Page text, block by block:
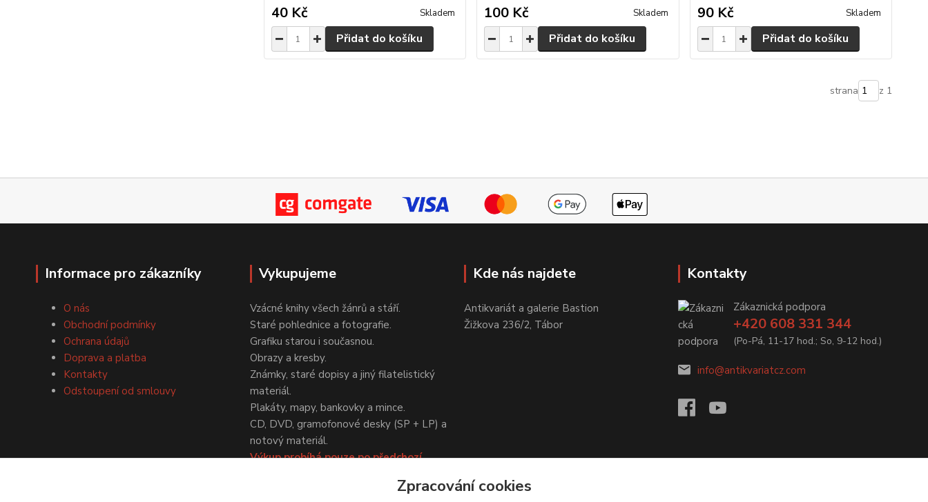
40 Kč Skladem
Přidat do košíku
100 Kč Skladem
Přidat do košíku
90 Kč Skladem
Přidat do košíku
strana z 1
Informace pro zákazníky
O nás
Obchodní podmínky
Ochrana údajů
Doprava a platba
Kontakty
Odstoupení od smlouvy
Vykupujeme
Vzácné knihy všech žánrů a stáří.
Staré pohlednice a fotografie.
Grafiku starou i současnou.
Obrazy a kresby.
Známky, staré dopisy a jiný filatelistický
materiál.
Plakáty, mapy, bankovky a mince.
CD, DVD, gramofonové desky (SP + LP) a
notový materiál.
Výkup probíhá pouze po předchozí
Kde nás najdete
Antikvariát a galerie Bastion
Žižkova 236/2, Tábor
Kontakty
Zákaznická podpora
+420 608 331 344
(Po-Pá, 11-17 hod.; So, 9-12 hod.)
info@antikvariatcz.com
Zpracování cookies